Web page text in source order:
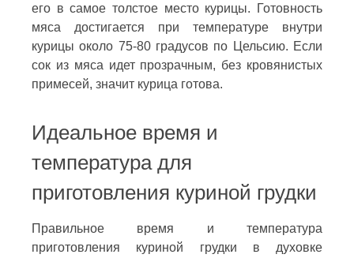
его в самое толстое место курицы. Готовность
мяса достигается при температуре внутри
курицы около 75-80 градусов по Цельсию. Если
сок из мяса идет прозрачным, без кровянистых
примесей, значит курица готова.
Идеальное время и
температура для
приготовления куриной грудки
Правильное время и температура
приготовления куриной грудки в духовке